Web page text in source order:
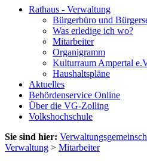
Rathaus - Verwaltung
Bürgerbüro und
Was erledige ich wo?
Mitarbeiter
Organigramm
Kulturraum Ampertal
Haushaltspläne
Aktuelles
Behördenservice Online
Über die VG-Zolling
Volkshochschule
Sie sind hier:
Verwaltung > Mitarbeiter